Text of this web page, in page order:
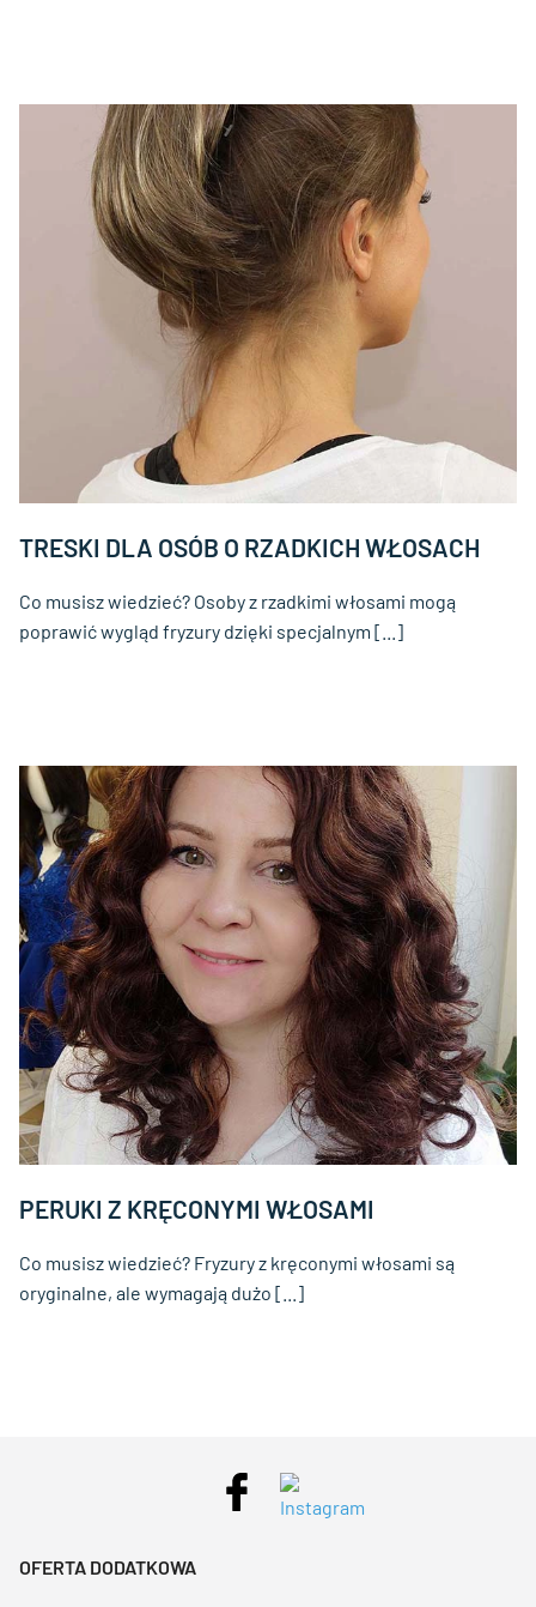
TRESKI DLA OSÓB O RZADKICH WŁOSACH
Co musisz wiedzieć? Osoby z rzadkimi włosami mogą
poprawić wygląd fryzury dzięki specjalnym [...]
PERUKI Z KRĘCONYMI WŁOSAMI
Co musisz wiedzieć? Fryzury z kręconymi włosami są
oryginalne, ale wymagają dużo [...]
OFERTA DODATKOWA